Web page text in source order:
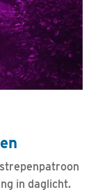
in daglicht.